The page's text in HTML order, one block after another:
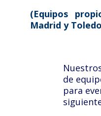
(Equipos
Madrid y
de
para